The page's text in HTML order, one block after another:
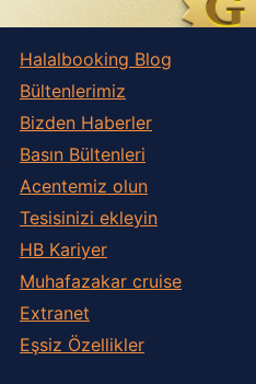
Halalbooking Blog
Bültenlerimiz
Bizden Haberler
Basın Bültenleri
Acentemiz olun
Tesisinizi ekleyin
HB Kariyer
Muhafazakar сruise
Extranet
Eşsiz Özellikler